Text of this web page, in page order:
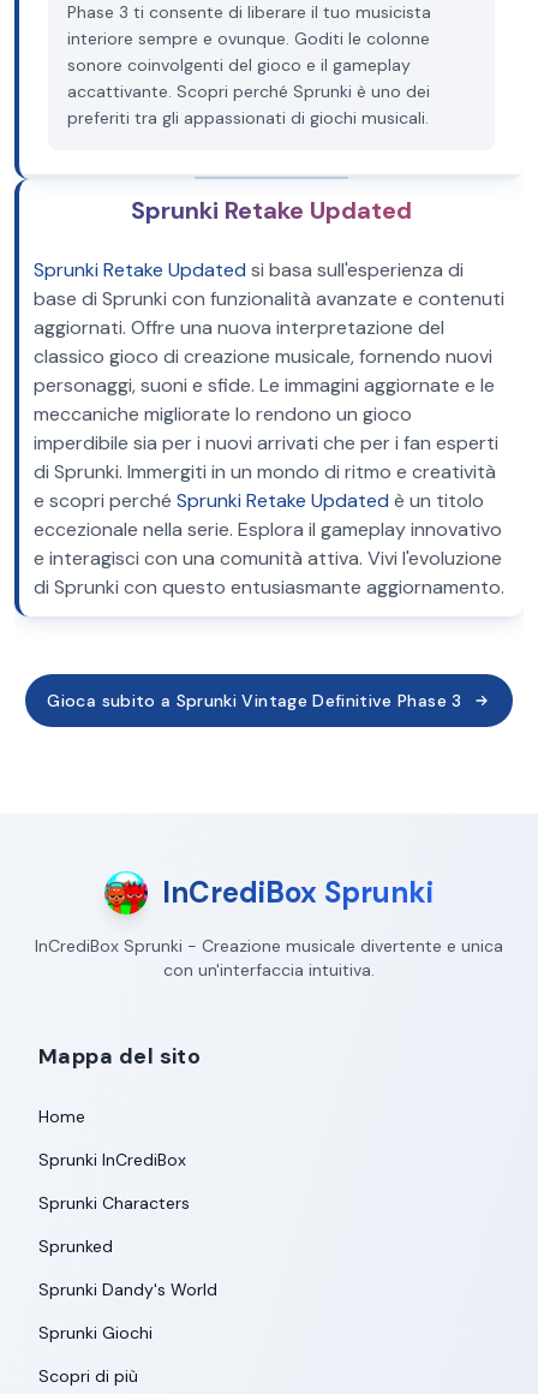
Phase 3 ti consente di liberare il tuo musicista
interiore sempre e ovunque. Goditi le colonne
sonore coinvolgenti del gioco e il gameplay
accattivante. Scopri perché Sprunki è uno dei
preferiti tra gli appassionati di giochi musicali.
Sprunki Retake Updated
Sprunki Retake Updated si basa sull'esperienza di
base di Sprunki con funzionalità avanzate e contenuti
aggiornati. Offre una nuova interpretazione del
classico gioco di creazione musicale, fornendo nuovi
personaggi, suoni e sfide. Le immagini aggiornate e le
meccaniche migliorate lo rendono un gioco
imperdibile sia per i nuovi arrivati che per i fan esperti
di Sprunki. Immergiti in un mondo di ritmo e creatività
e scopri perché Sprunki Retake Updated è un titolo
eccezionale nella serie. Esplora il gameplay innovativo
e interagisci con una comunità attiva. Vivi l'evoluzione
di Sprunki con questo entusiasmante aggiornamento.
Gioca subito a Sprunki Vintage Definitive Phase 3
InCrediBox Sprunki
InCrediBox Sprunki - Creazione musicale divertente e unica
con un'interfaccia intuitiva.
Mappa del sito
Home
Sprunki InCrediBox
Sprunki Characters
Sprunked
Sprunki Dandy's World
Sprunki Giochi
Scopri di più